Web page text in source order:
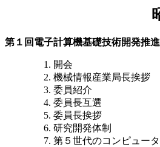
第１回電子計算機基礎技術開発推
開会
機械情報産業局長挨拶
委員紹介
委員長互選
委員長挨拶
研究開発体制
第５世代のコンピュー